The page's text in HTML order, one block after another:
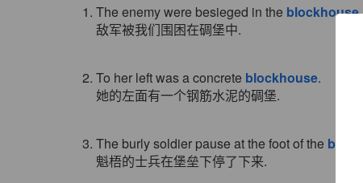
1. The enemy were besieged in the blockhouse.
敌军被我们围困在碉堡中.
2. To her left was a concrete blockhouse.
她的左面有一个钢筋水泥的碉堡.
3. The burly soldier pause at the foot of the
魁梧的士兵在堡垒下停了下来.